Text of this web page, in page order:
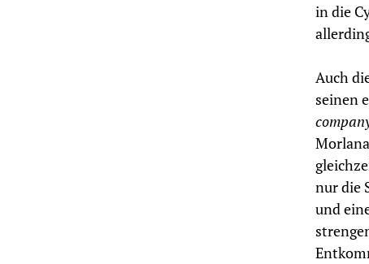
in die
Auch
seinen
nur die
und